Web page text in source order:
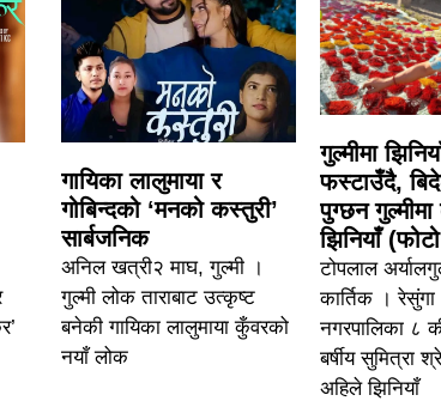
गायिका लालुमाया र
गोबिन्दको ‘मनको कस्तुरी’
सार्बजनिक
अनिल खत्री२ माघ, गुल्मी ।
गुल्मी लोक ताराबाट उत्कृष्ट
बनेकी गायिका लालुमाया कुँवरको
नयाँ लोक
गुल्मीमा
फस्टाउँदै,
पुग्छन
झिनियाँ
टोपलाल
कार्तिक । रेसुंगा
नगरपालिका ८
बर्षीय सुमित्रा
अहिले झिनियाँ